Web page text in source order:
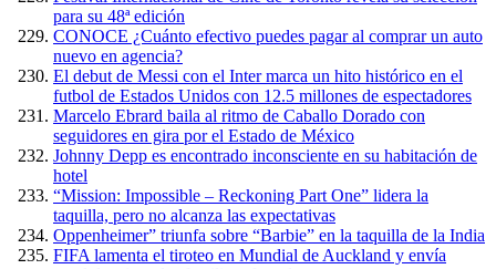
para su 48ª edición
CONOCE ¿Cuánto efectivo puedes pagar al comprar un auto
nuevo en agencia?
El debut de Messi con el Inter marca un hito histórico en el
futbol de Estados Unidos con 12.5 millones de espectadores
Marcelo Ebrard baila al ritmo de Caballo Dorado con
seguidores en gira por el Estado de México
Johnny Depp es encontrado inconsciente en su habitación de
hotel
“Mission: Impossible – Reckoning Part One” lidera la
taquilla, pero no alcanza las expectativas
Oppenheimer” triunfa sobre “Barbie” en la taquilla de la India
FIFA lamenta el tiroteo en Mundial de Auckland y envía